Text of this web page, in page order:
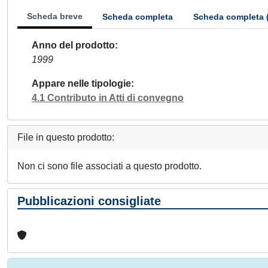
Scheda breve Scheda completa Scheda completa
Anno del prodotto
1999
Appare nelle tipologie
4.1 Contributo in Atti di convegno
File in questo prodotto:
Non ci sono file associati a questo prodotto.
Pubblicazioni consigliate